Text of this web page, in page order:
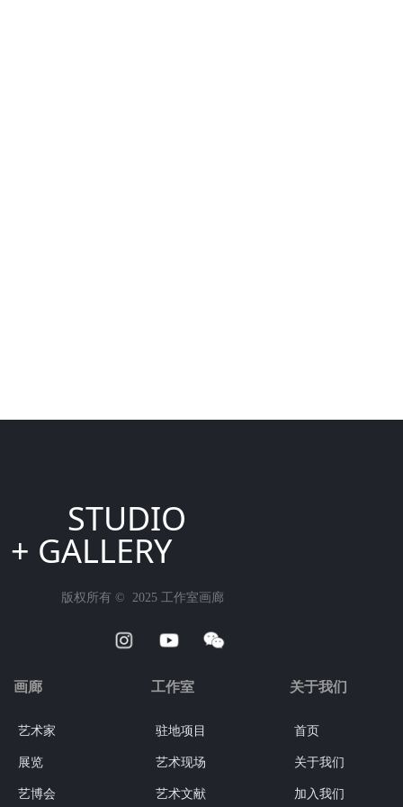
版权所有 ©  2025 工作室画廊
画廊
艺术家
展览
艺博会
驻地项目
艺术现场
艺术文献
工作室
首页
关于我们
加入我们
关于我们
STUDIO
+ GALLERY